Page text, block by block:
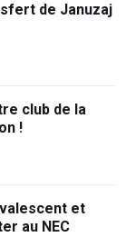
de Januzaj
club de la
!
et
au NEC